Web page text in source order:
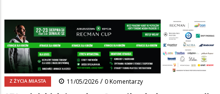
Ścieżka
nawigacyjna
Strona główna/Wiadomości/Z życia miasta/
270 miejskich ławek w Suwałkach do renowacji
FacebookPinterestTumblr Reddit Share
Z ŻYCIA MIASTA 11/05/2026 / 0 Komentarzy